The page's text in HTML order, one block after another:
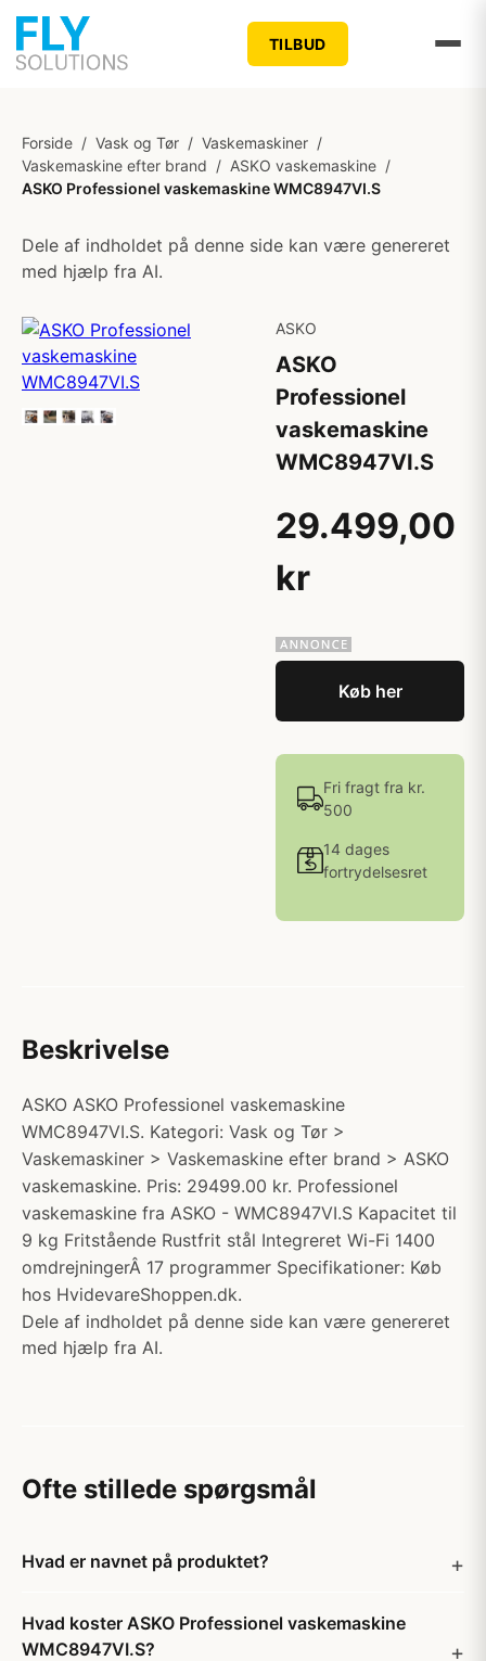
TILBUD
Forside / Vask og Tør / Vaskemaskiner /
Vaskemaskine efter brand / ASKO vaskemaskine /
ASKO Professionel vaskemaskine WMC8947VI.S
Dele af indholdet på denne side kan være genereret
med hjælp fra AI.
ASKO
ASKO
Professionel
vaskemaskine
WMC8947VI.S
29.499,00
kr
Køb her
Fri fragt fra kr.
500
14 dages
fortrydelsesret
Beskrivelse
ASKO ASKO Professionel vaskemaskine
WMC8947VI.S. Kategori: Vask og Tør >
Vaskemaskiner > Vaskemaskine efter brand > ASKO
vaskemaskine. Pris: 29499.00 kr. Professionel
vaskemaskine fra ASKO - WMC8947VI.S Kapacitet til
9 kg Fritstående Rustfrit stål Integreret Wi-Fi 1400
omdrejningerÂ 17 programmer Specifikationer: Køb
hos HvidevareShoppen.dk.
Dele af indholdet på denne side kan være genereret
med hjælp fra AI.
Ofte stillede spørgsmål
Hvad er navnet på produktet?
Hvad koster ASKO Professionel vaskemaskine
WMC8947VI.S?